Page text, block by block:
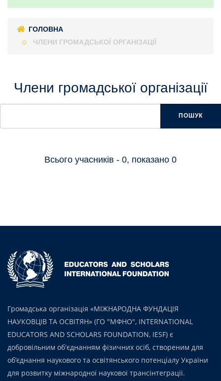
ГОЛОВНА
ЧЛЕНИ ГРОМАДСЬКОЇ ОРГАНІЗАЦІЇ
Члени громадської організації
ПОШУК
Всього учасників - 0, показано 0
Громадська організація «МІЖНАРОДНА ФУНДАЦІЯ
НАУКОВЦІВ ТА ОСВІТЯН» (ГО "МФНО", INTERNATIONAL
EDUCATORS AND SCHOLARS FOUNDATION, IESF) є
добровільним об'єднанням фізичних осіб, створеним для
об’єднання наукового та освітянського потенціалу України
для розвитку міжнародної наукової трансінтеграції.